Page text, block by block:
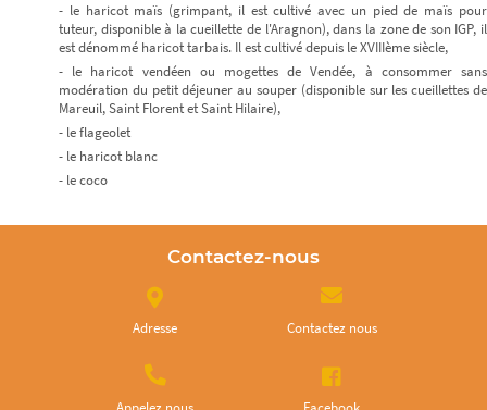
- le haricot maïs (grimpant, il est cultivé avec un pied de maïs pour
tuteur, disponible à la cueillette de l'Aragnon), dans la zone de son IGP, il
est dénommé haricot tarbais. Il est cultivé depuis le XVIIIème siècle,
- le haricot vendéen ou mogettes de Vendée, à consommer sans
modération du petit déjeuner au souper (disponible sur les cueillettes de
Mareuil, Saint Florent et Saint Hilaire),
- le flageolet
- le haricot blanc
- le coco
Contactez-nous
Adresse Contactez nous